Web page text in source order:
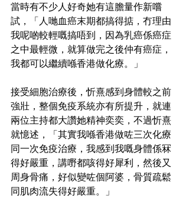
當時有不少人好奇她有這膽量作新嚐
試，「人哋血癌末期都搞得掂，冇理由
我呢啲較輕嘅搞唔到，因為乳癌係癌症
之中最輕微，就算做完之後仲有癌症，
我都可以繼續喺香港做化療。」
接受細胞治療後，忻熹感到身體較之前
強壯，整個免疫系統亦有所提升，就連
兩位主持都大讚她精神奕奕，不過忻熹
就憶述，「其實我喺香港做咗三次化療
同一次免疫治療，我感到我嘅身體係冧
得好嚴重，講嘢都咳得好犀利，然後又
周身骨痛，好似變咗個阿婆，骨質疏鬆
同肌肉流失得好嚴重。」